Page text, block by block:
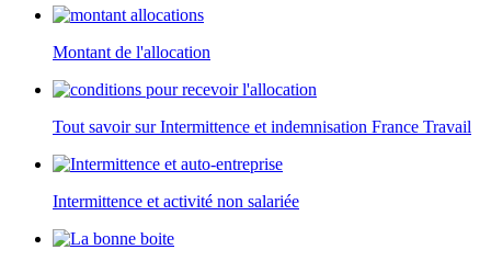
Montant de l'allocation
Tout savoir sur Intermittence et indemnisation France Travail
Intermittence et activité non salariée